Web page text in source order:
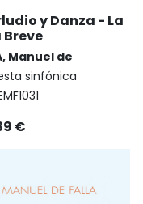
y Danza - La
Manuel de
sinfónica
€